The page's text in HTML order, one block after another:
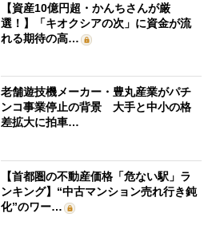
【資産10億円超・かんちさんが厳
選！】「キオクシアの次」に資金が流
れる期待の高…
老舗遊技機メーカー・豊丸産業がパチ
ンコ事業停止の背景 大手と中小の格
差拡大に拍車…
【首都圏の不動産価格「危ない駅」ラ
ンキング】“中古マンション売れ行き鈍
化”のワー…